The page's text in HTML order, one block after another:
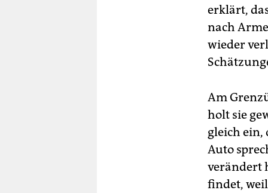
erklärt,
nach
wieder
Am
holt sie
gleich ein,
Auto
verändert
findet,